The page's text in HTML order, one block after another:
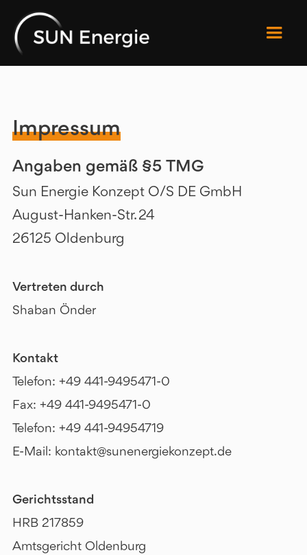
Impressum
Angaben gemäß §5 TMG
Sun Energie Konzept O/S DE GmbH
August-Hanken-Str. 24
26125 Oldenburg
Vertreten durch
Shaban Önder
Kontakt
Telefon: +49 441-9495471-0
Fax: +49 441-9495471-0
Telefon: +49 441-94954719
E-Mail: kontakt@sunenergiekonzept.de
Gerichtsstand
HRB 217859
Amtsgericht Oldenburg